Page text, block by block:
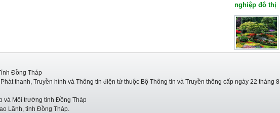
nghiệp đô thị
Đồng Tháp
thanh, Truyền hình và Thông tin điện tử thuộc Bộ Thông tin và Truyền thông cấp ngày 22 tháng 8
và Môi trường tỉnh Đồng Tháp
Lãnh, tỉnh Đồng Tháp.